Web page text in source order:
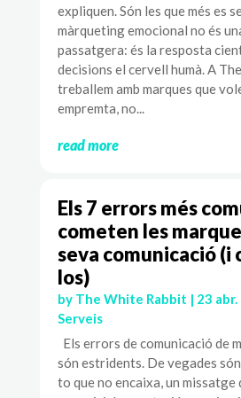
expliquen. Són les que més es
màrqueting emocional no és
passatgera: és la resposta
decisions el cervell humà. A
treballem amb marques que
empremta, no...
read more
Els 7 errors més
cometen les
seva comunicació (i
los)
by The White Rabbit | 23
Serveis
Els errors de comunicació de
són estridents. De vegades
to que no encaixa, un missatge